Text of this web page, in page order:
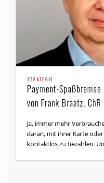
STRATEGIE
Payment-
von Frank Braatz,
Ja, immer mehr
daran, mit ihrer Karte oder
kontaktlos zu bezahlen.